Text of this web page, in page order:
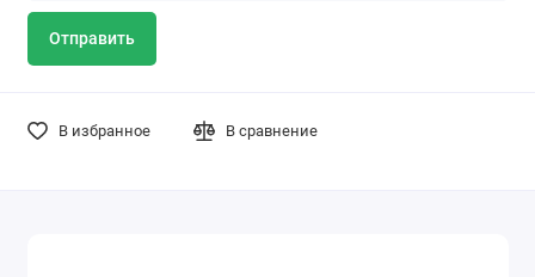
Отправить
В избранное В сравнение